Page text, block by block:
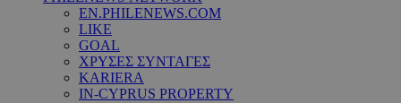
EN.PHILENEWS.COM
LIKE
GOAL
ΧΡΥΣΕΣ ΣΥΝΤΑΓΕΣ
KARIERA
IN-CYPRUS PROPERTY